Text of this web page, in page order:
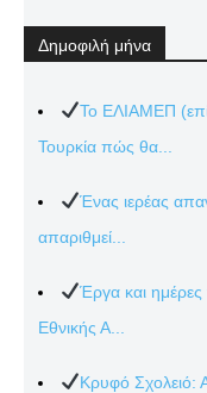
Δημοφιλή μήνα
Το ΕΛΙΑΜΕΠ
Τουρκία πώς θα...
Ένας ιερέας
απαριθμεί...
Έργα και
Εθνικής Α...
Κρυφό Σχολειό: